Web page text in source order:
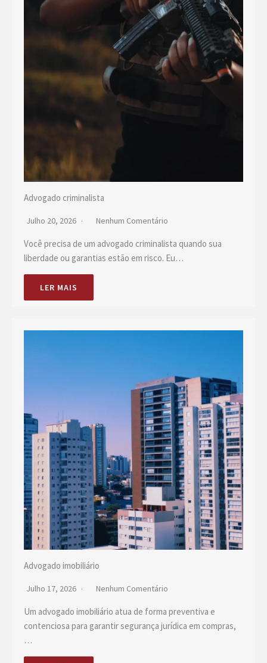
Advogado criminalista
Julho 20, 2026 Nenhum Comentário
Você precisa de um advogado criminalista quando sua
liberdade ou garantias estão em risco. Eu…
LER MAIS
Advogado imobiliário
Julho 17, 2026 Nenhum Comentário
Um advogado imobiliário atua de forma preventiva e
contenciosa para garantir segurança jurídica em compras,
…